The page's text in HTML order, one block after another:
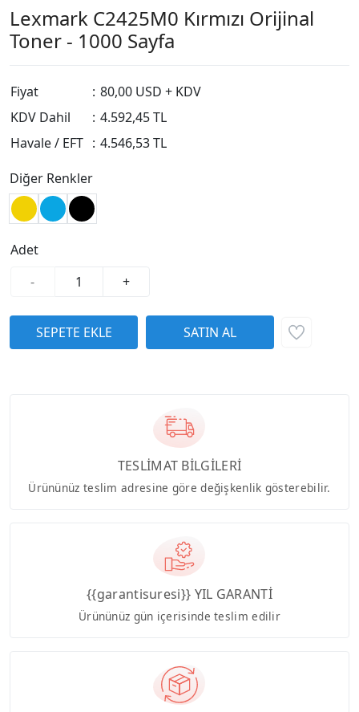
Lexmark C2425M0 Kırmızı Orijinal
Toner - 1000 Sayfa
Fiyat : 80,00 USD + KDV
KDV Dahil
: 4.592,45 TL
Havale / EFT : 4.546,53 TL
Diğer Renkler
Adet
-
+
TESLİMAT BİLGİLERİ
Ürününüz teslim adresine göre değişkenlik gösterebilir.
{{garantisuresi}} YIL GARANTİ
Ürününüz gün içerisinde teslim edilir